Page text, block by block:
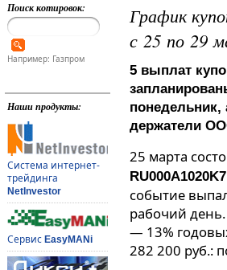
Поиск котировок:
Например: Газпром
Наши продукты:
Система интернет-
трейдинга
NetInvestor
Сервис EasyMANi
График
с 25 по 29
5 выплат
понедельник,
держатели
25 марта
событие
рабочий
— 13%
282 200 руб.: